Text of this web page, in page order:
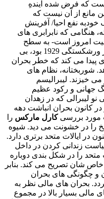
است که فرض شده آیندهِ
مانع از آن نیست که
نفع احیا/ آفرینش
هنگامی که نابرابری های
امروز است- به سطح
نزدیک به سطحی می رسدکه پیش از ورشکستگی 1929 بود، بی
پیدا می کند که خطر بحران
شوربختانه، نظام های
خیزند. لیبرالیسم
جهانی و رکود عظیم
نو لیبرالی که در زهدان
کانون بحران انباشت دهه
کارل مارکس را
را در خشونت می دید. شیوه
در ایالات متحد برتری دارد.
زندانی کردن در داخل
متحد را در شکل بندی دوباره
خاص شان تصریح می کند. بنابر
و چگونگی های بحران
بحران های مالی نظر به
بسیار بالا در مجموع